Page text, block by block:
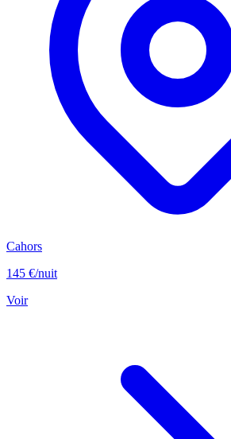
Cahors
145 €/nuit
Voir